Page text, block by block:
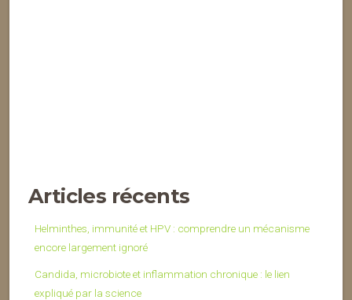
Articles récents
Helminthes, immunité et HPV : comprendre un mécanisme
encore largement ignoré
Candida, microbiote et inflammation chronique : le lien
expliqué par la science